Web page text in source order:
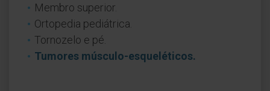
Membro superior.
Ortopedia pediátrica.
Tornozelo e pé.
Tumores músculo-esqueléticos.